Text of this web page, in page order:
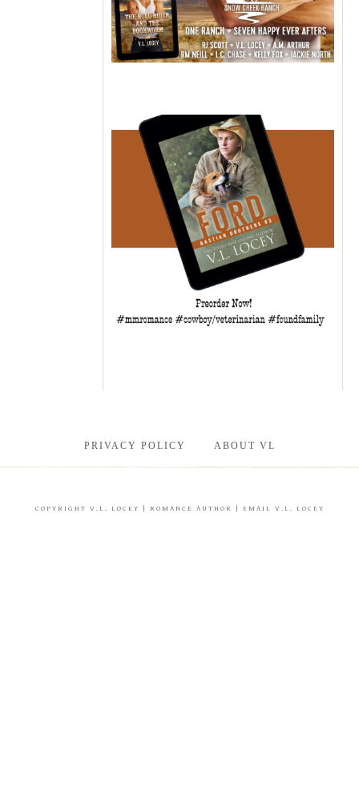
PRIVACY POLICY ABOUT VL
COPYRIGHT V.L. LOCEY | ROMANCE AUTHOR | EMAIL V.L. LOCEY